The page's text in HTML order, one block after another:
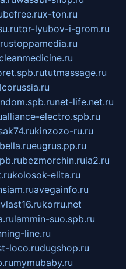
x-ton.ru
tor-lyubov-i-grom.ru
stoppamedia.ru
tutmassage.ru
net-life.net.ru
alliance-electro.spb.ru
kinzozo-ru.ru
eugrus.pp.ru
bezmorchin.ruia2.ru
kolosok-elita.ru
avegainfo.ru
vlast16.rukorru.net
lammin-suo.spb.ru
line.ru
loco.rudugshop.ru
mymubaby.ru